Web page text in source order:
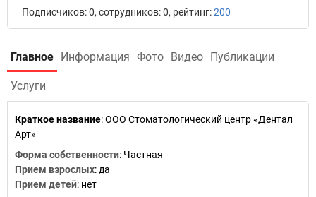
Подписчиков: 0, сотрудников: 0, рейтинг:200
Главное Информация Фото Видео Публикации
Услуги
Краткое название:ООО Стоматологический центр «Дентал
Арт»
Форма собственности: Частная
Прием взрослых: да
Прием детей: нет